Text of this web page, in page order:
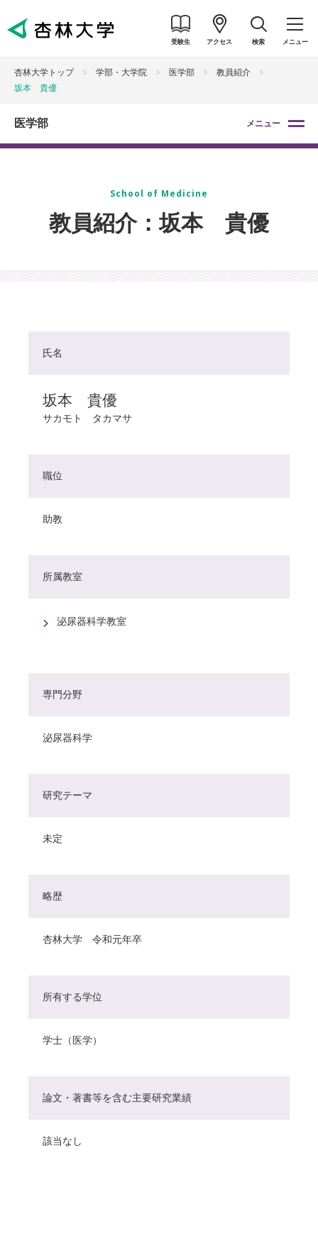
受験生 アクセス 検索 メニュー
杏林大学トップ 学部・大学院 医学部
教員紹介
坂本 貴優
医学部 メニュー
School of Medicine
教員紹介：坂本 貴優
氏名
坂本 貴優
サカモト タカマサ
職位
助教
所属教室
泌尿器科学教室
専門分野
泌尿器科学
研究テーマ
未定
略歴
杏林大学 令和元年卒
所有する学位
学士（医学）
論文・著書等を含む主要研究業績
該当なし